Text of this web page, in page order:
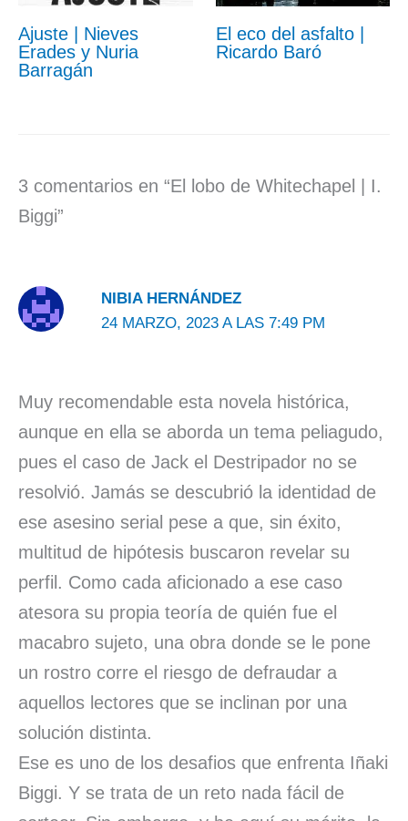
Ajuste | Nieves
Erades y Nuria
Barragán
El eco del asfalto |
Ricardo Baró
3 comentarios en “El lobo de Whitechapel | I.
Biggi”
NIBIA HERNÁNDEZ
24 MARZO, 2023 A LAS 7:49 PM
Muy recomendable esta novela histórica,
aunque en ella se aborda un tema peliagudo,
pues el caso de Jack el Destripador no se
resolvió. Jamás se descubrió la identidad de
ese asesino serial pese a que, sin éxito,
multitud de hipótesis buscaron revelar su
perfil. Como cada aficionado a ese caso
atesora su propia teoría de quién fue el
macabro sujeto, una obra donde se le pone
un rostro corre el riesgo de defraudar a
aquellos lectores que se inclinan por una
solución distinta.
Ese es uno de los desafios que enfrenta Iñaki
Biggi. Y se trata de un reto nada fácil de